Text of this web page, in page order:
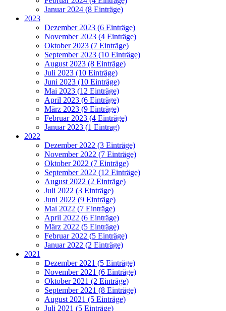
Januar 2024 (8 Einträge)
2023
Dezember 2023 (6 Einträge)
November 2023 (4 Einträge)
Oktober 2023 (7 Einträge)
September 2023 (10 Einträge)
August 2023 (8 Einträge)
Juli 2023 (10 Einträge)
Juni 2023 (10 Einträge)
Mai 2023 (12 Einträge)
April 2023 (6 Einträge)
März 2023 (9 Einträge)
Februar 2023 (4 Einträge)
Januar 2023 (1 Eintrag)
2022
Dezember 2022 (3 Einträge)
November 2022 (7 Einträge)
Oktober 2022 (7 Einträge)
September 2022 (12 Einträge)
August 2022 (2 Einträge)
Juli 2022 (3 Einträge)
Juni 2022 (9 Einträge)
Mai 2022 (7 Einträge)
April 2022 (6 Einträge)
März 2022 (5 Einträge)
Februar 2022 (5 Einträge)
Januar 2022 (2 Einträge)
2021
Dezember 2021 (5 Einträge)
November 2021 (6 Einträge)
Oktober 2021 (2 Einträge)
September 2021 (8 Einträge)
August 2021 (5 Einträge)
Juli 2021 (5 Einträge)